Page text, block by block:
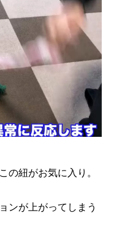
の紐がお気に入り。
ンが上がってしまう